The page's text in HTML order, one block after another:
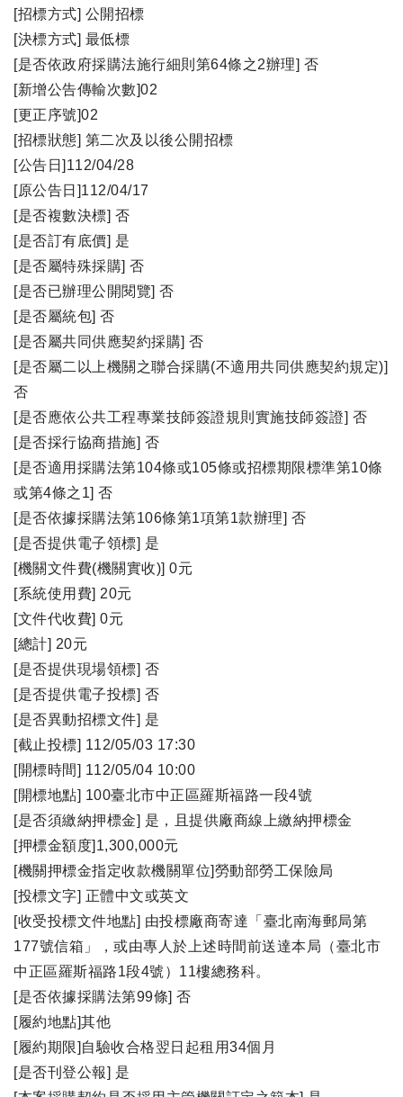
[招標方式] 公開招標
[決標方式] 最低標
[是否依政府採購法施行細則第64條之2辦理] 否
[新增公告傳輸次數]02
[更正序號]02
[招標狀態] 第二次及以後公開招標
[公告日]112/04/28
[原公告日]112/04/17
[是否複數決標] 否
[是否訂有底價] 是
[是否屬特殊採購] 否
[是否已辦理公開閱覽] 否
[是否屬統包] 否
[是否屬共同供應契約採購] 否
[是否屬二以上機關之聯合採購(不適用共同供應契約規定)]
否
[是否應依公共工程專業技師簽證規則實施技師簽證] 否
[是否採行協商措施] 否
[是否適用採購法第104條或105條或招標期限標準第10條
或第4條之1] 否
[是否依據採購法第106條第1項第1款辦理] 否
[是否提供電子領標] 是
[機關文件費(機關實收)] 0元
[系統使用費] 20元
[文件代收費] 0元
[總計] 20元
[是否提供現場領標] 否
[是否提供電子投標] 否
[是否異動招標文件] 是
[截止投標] 112/05/03 17:30
[開標時間] 112/05/04 10:00
[開標地點] 100臺北市中正區羅斯福路一段4號
[是否須繳納押標金] 是，且提供廠商線上繳納押標金
[押標金額度]1,300,000元
[機關押標金指定收款機關單位]勞動部勞工保險局
[投標文字] 正體中文或英文
[收受投標文件地點] 由投標廠商寄達「臺北南海郵局第
177號信箱」，或由專人於上述時間前送達本局（臺北市
中正區羅斯福路1段4號）11樓總務科。
[是否依據採購法第99條] 否
[履約地點]其他
[履約期限]自驗收合格翌日起租用34個月
[是否刊登公報] 是